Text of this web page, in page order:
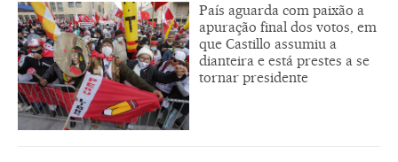
País aguarda com paixão a
apuração final dos votos, em
que Castillo assumiu a
dianteira e está prestes a se
tornar presidente